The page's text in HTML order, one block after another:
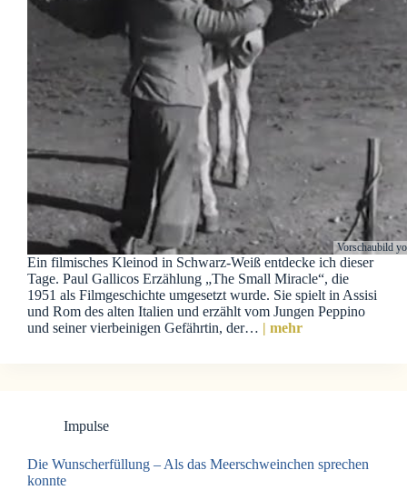
Vorschaubild
Ein filmisches Kleinod in Schwarz-Weiß entdecke ich dieser
Tage. Paul Gallicos Erzählung „The Small Miracle“, die
1951 als Filmgeschichte umgesetzt wurde. Sie spielt in Assisi
und Rom des alten Italien und erzählt vom Jungen Peppino
und seiner vierbeinigen Gefährtin, der… | mehr
Impulse
Die Wunscherfüllung – Als das Meerschweinchen sprechen
konnte